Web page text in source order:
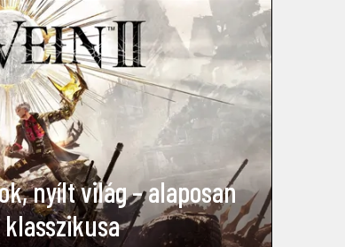
nyílt világ – alaposan